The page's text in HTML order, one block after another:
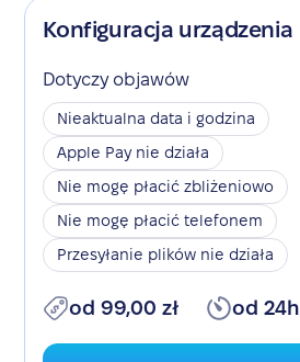
Konfiguracja urządzenia
Dotyczy objawów
Nieaktualna data i godzina
Apple Pay nie działa
Nie mogę płacić zbliżeniowo
Nie mogę płacić telefonem
Przesyłanie plików nie działa
od 99,00 zł od 24h